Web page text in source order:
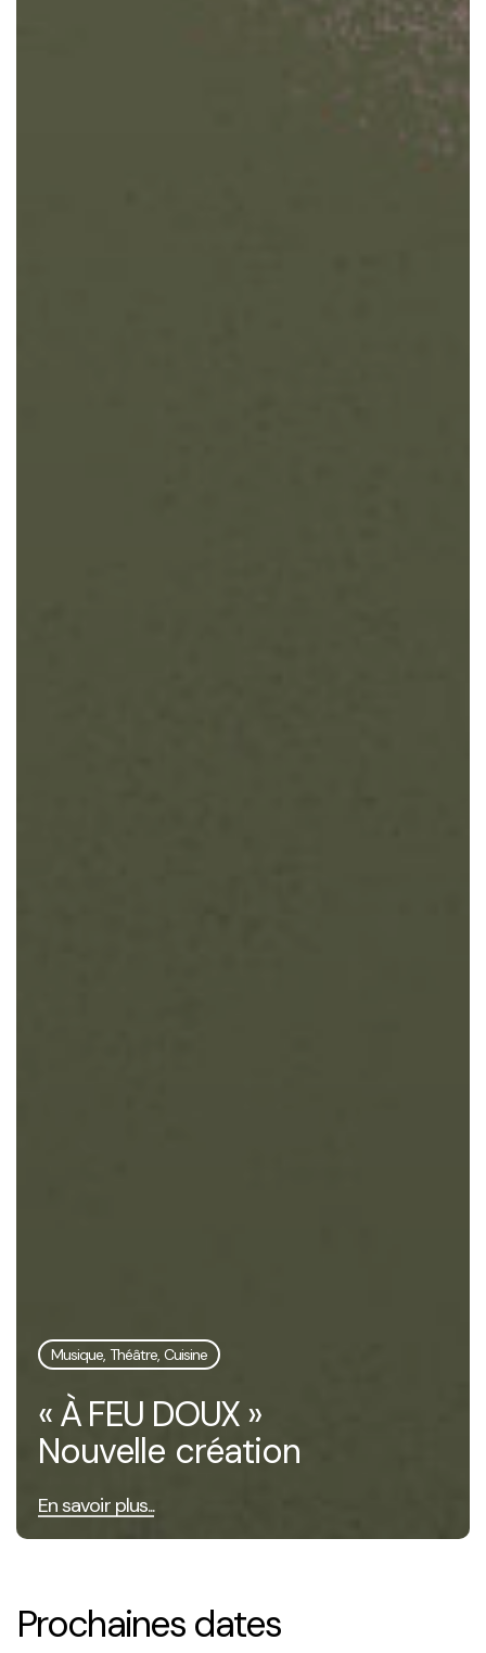
Musique, Théâtre, Cuisine
« À FEU DOUX »
Nouvelle création
En savoir plus...
Prochaines dates